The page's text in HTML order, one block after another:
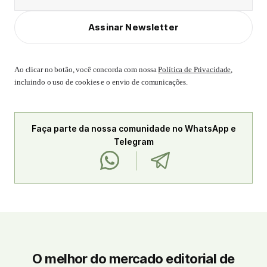
Assinar Newsletter
Ao clicar no botão, você concorda com nossaPolítica de Privacidade,
incluindo o uso de cookies e o envio de comunicações.
Faça parte da nossa comunidade no WhatsApp e
Telegram
O melhor do mercado editorial de